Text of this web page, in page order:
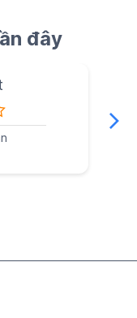
đây